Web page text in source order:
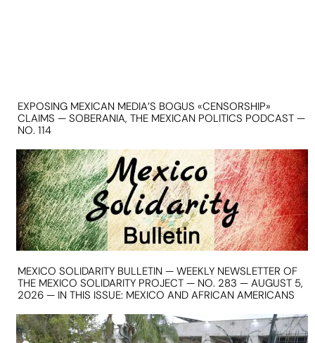
EXPOSING MEXICAN MEDIA’S BOGUS «CENSORSHIP»
CLAIMS — SOBERANIA, THE MEXICAN POLITICS PODCAST —
NO. 114
MEXICO SOLIDARITY BULLETIN — WEEKLY NEWSLETTER OF
THE MEXICO SOLIDARITY PROJECT — NO. 283 — AUGUST 5,
2026 — IN THIS ISSUE: MEXICO AND AFRICAN AMERICANS